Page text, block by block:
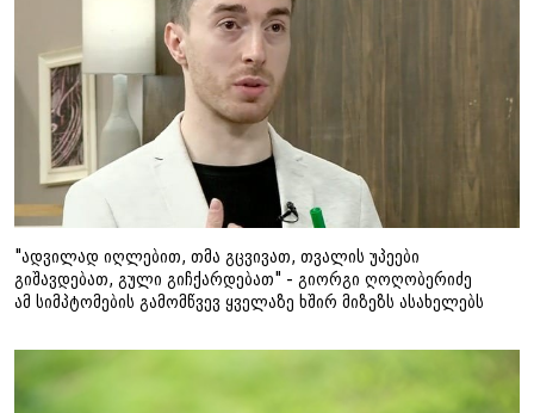
"ადვილად იღლებით, თმა გცვივათ, თვალის უპეები
გიშავდებათ, გული გიჩქარდებათ" - გიორგი ღოღობერიძე
ამ სიმპტომების გამომწვევ ყველაზე ხშირ მიზეზს ასახელებს